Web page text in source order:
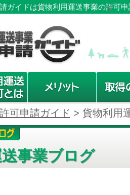
ガイドは貨物利用運送事業の許可
可申請ガイド > 貨物利用
事業ブログ